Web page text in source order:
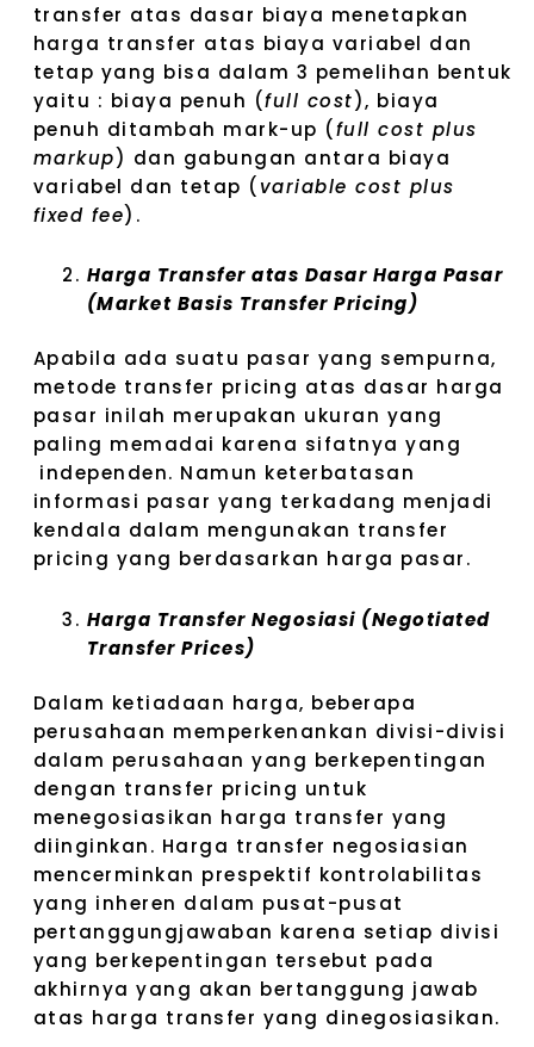
transfer atas dasar biaya menetapkan
harga transfer atas biaya variabel dan
tetap yang bisa dalam 3 pemelihan bentuk
yaitu : biaya penuh (full cost), biaya
penuh ditambah mark-up (full cost plus
markup) dan gabungan antara biaya
variabel dan tetap ( variable cost plus
fixed fee).
Harga Transfer atas Dasar Harga Pasar
(Market Basis Transfer Pricing)
Apabila ada suatu pasar yang sempurna,
metode transfer pricing atas dasar harga
pasar inilah merupakan ukuran yang
paling memadai karena sifatnya yang
independen. Namun keterbatasan
informasi pasar yang terkadang menjadi
kendala dalam mengunakan transfer
pricing yang berdasarkan harga pasar.
Harga Transfer Negosiasi (Negotiated
Transfer Prices)
Dalam ketiadaan harga, beberapa
perusahaan memperkenankan divisi-divisi
dalam perusahaan yang berkepentingan
dengan transfer pricing untuk
menegosiasikan harga transfer yang
diinginkan. Harga transfer negosiasian
mencerminkan prespektif kontrolabilitas
yang inheren dalam pusat-pusat
pertanggungjawaban karena setiap divisi
yang berkepentingan tersebut pada
akhirnya yang akan bertanggung jawab
atas harga transfer yang dinegosiasikan.